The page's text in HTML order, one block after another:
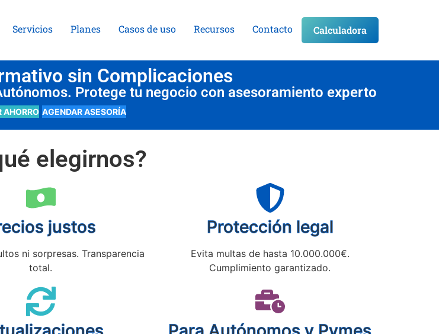
Servicios Planes Casos de uso Recursos Contacto Calculadora
sin Complicaciones
Protege tu negocio con asesoramiento experto
AHORRO AGENDAR ASESORÍA
elegirnos?
justos
ni sorpresas. Transparencia
total.
Protección legal
Evita multas de hasta 10.000.000€.
Cumplimiento garantizado.